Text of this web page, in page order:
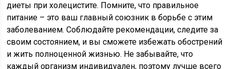
диеты при холецистите. Помните, что правильное
питание – это ваш главный союзник в борьбе с этим
заболеванием. Соблюдайте рекомендации, следите за
своим состоянием, и вы сможете избежать обострений
и жить полноценной жизнью. Не забывайте, что
каждый организм индивидуален, поэтому лучше всего